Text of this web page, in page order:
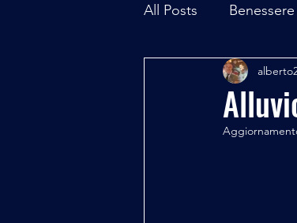
All Posts Benessere
Ambiente
Archeoastronomia